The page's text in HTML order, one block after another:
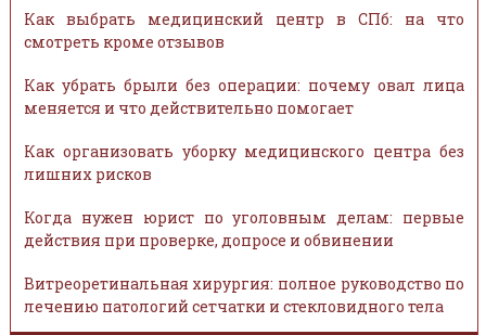
Как выбрать медицинский центр в СПб: на что
смотреть кроме отзывов
Как убрать брыли без операции: почему овал лица
меняется и что действительно помогает
Как организовать уборку медицинского центра без
лишних рисков
Когда нужен юрист по уголовным делам: первые
действия при проверке, допросе и обвинении
Витреоретинальная хирургия: полное руководство по
лечению патологий сетчатки и стекловидного тела